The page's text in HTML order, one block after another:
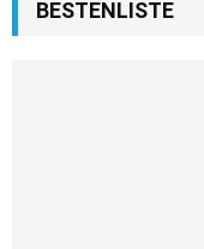
BESTENLISTE